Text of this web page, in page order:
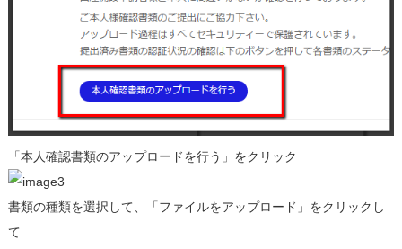
「本人確認書類のアップロードを行う」をクリック
書類の種類を選択して、「ファイルをアップロード」をクリックし
て